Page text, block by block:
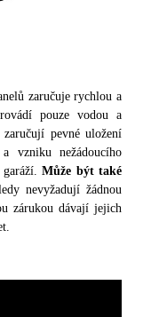
zaručuje rychlou a
pouze vodou a
pevné uložení
vzniku nežádoucího
Může být také
nevyžadují žádnou
zárukou dávají jejich